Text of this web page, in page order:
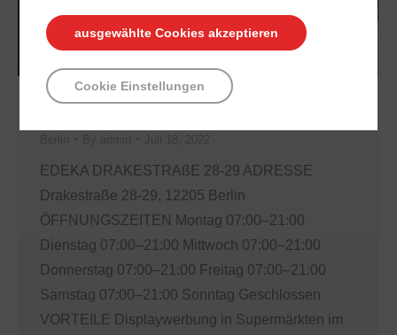
EDEKA Drakestraße 28-29
EDEKA DRAKESTRAßE 28-29 ADRESSE
Drakestraße 28-29, 12205 Berlin
ÖFFNUNGSZEITEN Montag 07:00–21:00
Dienstag 07:00–21:00 Mittwoch 07:00–21:00
Donnerstag 07:00–21:00 Freitag 07:00–21:00
Samstag 07:00–21:00 Sonntag Geschlossen
VORTEILE Displaywerbung in Supermärkten im
ausgewählte Cookies akzeptieren
Cookie Einstellungen